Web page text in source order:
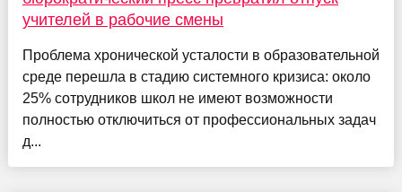
учителей в рабочие смены
Проблема хронической усталости в образовательной
среде перешла в стадию системного кризиса: около
25% сотрудников школ не имеют возможности
полностью отключиться от профессиональных задач
д...